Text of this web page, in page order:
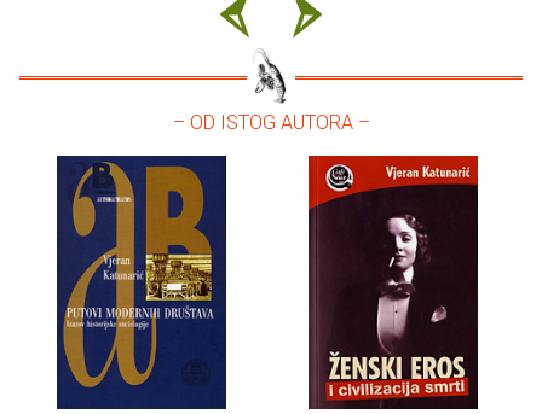
– OD ISTOG AUTORA –